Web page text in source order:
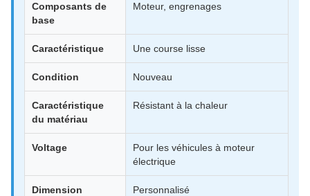
Composants de
base
Moteur, engrenages
Caractéristique Une course lisse
Condition Nouveau
Caractéristique
du matériau
Résistant à la chaleur
Voltage
Pour les véhicules à moteur
électrique
Dimension
Personnalisé